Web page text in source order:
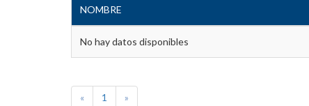
NOMBRE
No hay datos disponibles
« 1 »